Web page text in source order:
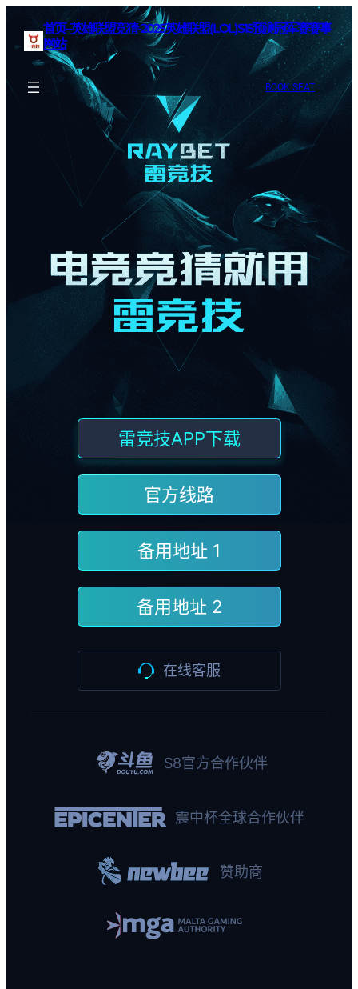
首页–英雄联盟竞猜-2025英雄联盟(LOL)S15预测冠军赛赛事
网站
BOOK SEAT